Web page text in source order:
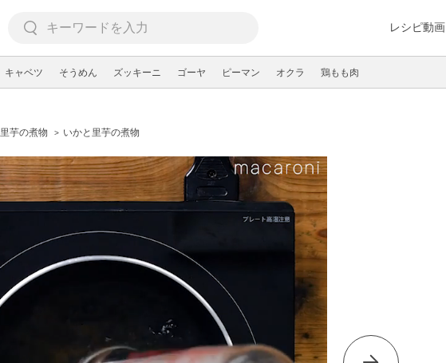
レシピ動画
キャベツ そうめん ズッキーニ ゴーヤ ピーマン オクラ 鶏もも肉
里芋の煮物 いかと里芋の煮物